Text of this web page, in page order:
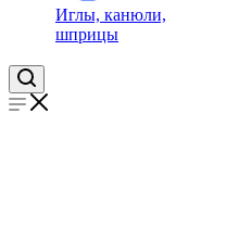
Иглы, канюли,
шприцы